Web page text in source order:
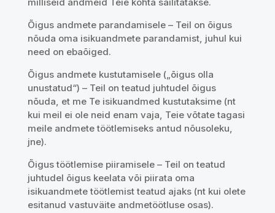
Õigus andmete parandamisele – Teil on õigus
nõuda oma isikuandmete parandamist, juhul kui
need on ebaõiged.
Õigus andmete kustutamisele („õigus olla
unustatud“) – Teil on teatud juhtudel õigus
nõuda, et me Te isikuandmed kustutaksime (nt
kui meil ei ole neid enam vaja, Teie võtate tagasi
meile andmete töötlemiseks antud nõusoleku,
jne).
Õigus töötlemise piiramisele – Teil on teatud
juhtudel õigus keelata või piirata oma
isikuandmete töötlemist teatud ajaks (nt kui olete
esitanud vastuväite andmetöötluse osas).